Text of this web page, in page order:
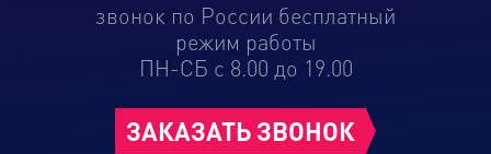
звонок по России бесплатный
режим работы
ПН-СБ с 8.00 до 19.00
ЗАКАЗАТЬ ЗВОНОК